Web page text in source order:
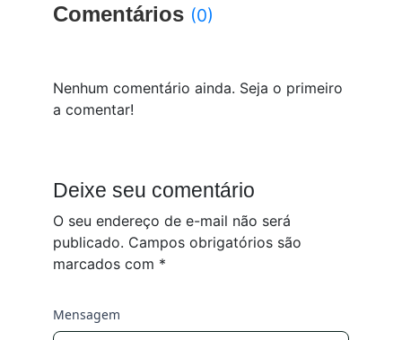
Comentários (0)
Nenhum comentário ainda. Seja o primeiro
a comentar!
Deixe seu comentário
O seu endereço de e-mail não será
publicado. Campos obrigatórios são
marcados com *
Mensagem